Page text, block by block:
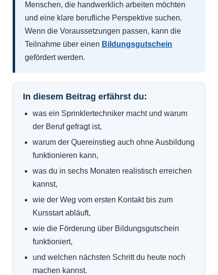
Menschen, die handwerklich arbeiten möchten
und eine klare berufliche Perspektive suchen.
Wenn die Voraussetzungen passen, kann die
Teilnahme über einen Bildungsgutschein
gefördert werden.
In diesem Beitrag erfährst du:
was ein Sprinklertechniker macht und warum
der Beruf gefragt ist,
warum der Quereinstieg auch ohne Ausbildung
funktionieren kann,
was du in sechs Monaten realistisch erreichen
kannst,
wie der Weg vom ersten Kontakt bis zum
Kursstart abläuft,
wie die Förderung über Bildungsgutschein
funktioniert,
und welchen nächsten Schritt du heute noch
machen kannst.